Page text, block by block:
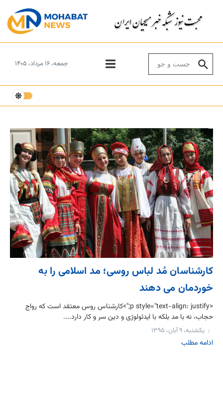
جمعه، ۱۶ مرداد، ۱۴۰۵
کارشناسان مُد لباس روسی؛ مد اسلامی را به
خوردمان می دهند
<p style="text-align: justify;">کارشناس روس معتقد است که رواج
حجاب، نه با مد بلکه با ایدئولوژی و دین سر و کار دارد....
یکشنبه، ۹ آبان، ۱۳۹۵
ادامه مطلب